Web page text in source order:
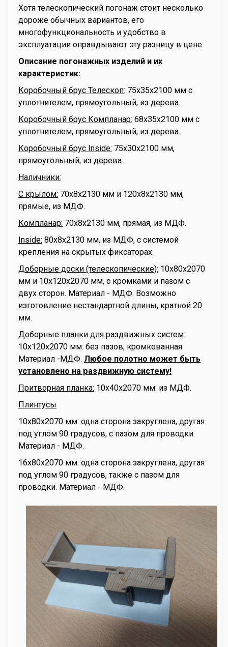
Хотя телескопический погонаж стоит несколько
дороже обычных вариантов, его
многофункциональность и удобство в
эксплуатации оправдывают эту разницу в цене.
Описание погонажных изделий и их
характеристик:
Коробочный брус Телескоп: 75x35x2100 мм с
уплотнителем, прямоугольный, из дерева.
Коробочный брус Компланар: 68x35x2100 мм с
уплотнителем, прямоугольный, из дерева.
Коробочный брус Inside: 75x30x2100 мм,
прямоугольный, из дерева.
Наличники:
С крылом: 70x8x2130 мм и 120x8x2130 мм,
прямые, из МДФ.
Компланар: 70x8x2130 мм, прямая, из МДФ.
Inside: 80x8x2130 мм, из МДФ, с системой
крепления на скрытых фиксаторах.
Доборные доски (телескопические): 10x80x2070
мм и 10x120x2070 мм, с кромками и пазом с
двух сторон. Материал - МДФ. Возможно
изготовление нестандартной длины, кратной 20
мм.
Доборные планки для раздвижных систем:
10x120x2070 мм: без пазов, кромкованная.
Материал -МДФ. Любое полотно может быть
установлено на раздвижную систему!
Притворная планка: 10x40x2070 мм: из МДФ.
Плинтусы
10x80x2070 мм: одна сторона закруглена, другая
под углом 90 градусов, с пазом для проводки.
Материал - МДФ.
16x80x2070 мм: одна сторона закруглена, другая
под углом 90 градусов, также с пазом для
проводки. Материал - МДФ.